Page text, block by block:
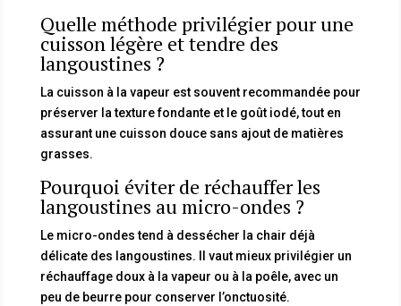
Quelle méthode privilégier pour une
cuisson légère et tendre des
langoustines ?
La cuisson à la vapeur est souvent recommandée pour
préserver la texture fondante et le goût iodé, tout en
assurant une cuisson douce sans ajout de matières
grasses.
Pourquoi éviter de réchauffer les
langoustines au micro-ondes ?
Le micro-ondes tend à dessécher la chair déjà
délicate des langoustines. Il vaut mieux privilégier un
réchauffage doux à la vapeur ou à la poêle, avec un
peu de beurre pour conserver l’onctuosité.